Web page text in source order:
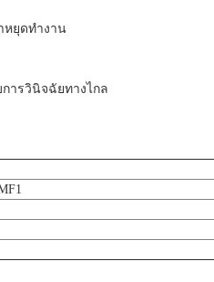
หยุดทํางาน
ารวินิจฉัยทางไกล